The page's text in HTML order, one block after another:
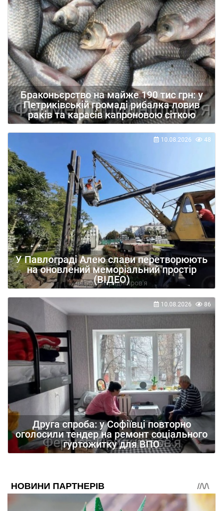
Браконьєрство на майже 190 тис грн: у
Петриківській громаді рибалка ловив
раків та карасів капроновою сіткою
У Павлограді Алею слави перетворюють
на оновлений меморіальний простір
(ВІДЕО)
10.08.2026 48
Друга спроба: у Софіївці повторно
оголосили тендер на ремонт соціального
гуртожитку для ВПО
10.08.2026 86